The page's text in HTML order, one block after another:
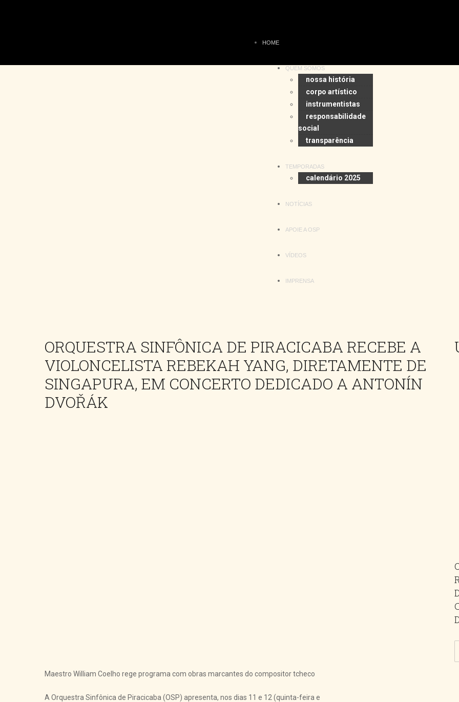
HOME
QUEM SOMOS
nossa história
corpo artístico
instrumentistas
responsabilidade
social
transparência
TEMPORADAS
calendário 2025
NOTÍCIAS
APOIE A OSP
VÍDEOS
IMPRENSA
ORQUESTRA SINFÔNICA DE PIRACICABA RECEBE A
VIOLONCELISTA REBEKAH YANG, DIRETAMENTE DE
SINGAPURA, EM CONCERTO DEDICADO A ANTONÍN
DVOŘÁK
Maestro William Coelho rege programa com obras marcantes do compositor tcheco
A Orquestra Sinfônica de Piracicaba (OSP) apresenta, nos dias 11 e 12 (quinta-feira e